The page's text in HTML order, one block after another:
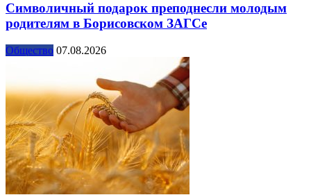
Символичный подарок преподнесли молодым
родителям в Борисовском ЗАГСе
Общество 07.08.2026